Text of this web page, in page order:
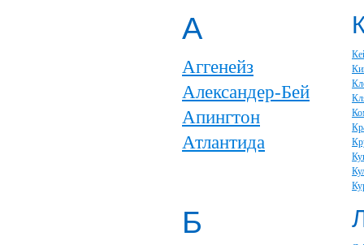
А
Аггенейз
Александер-Бей
Апингтон
Атлантида
Б